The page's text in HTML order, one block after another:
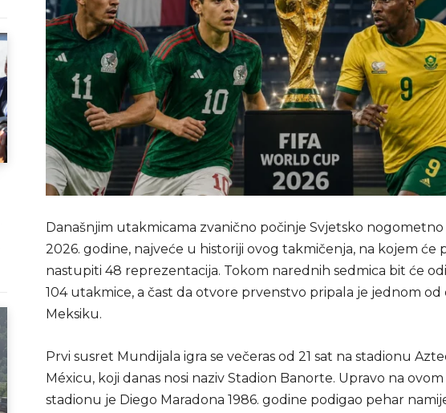
Današnjim utakmicama zvanično počinje Svjetsko
2026. godine, najveće u historiji ovog takmičenja, na kojem će
nastupiti 48 reprezentacija. Tokom narednih sedmica bit će
104 utakmice, a čast da otvore prvenstvo pripala je jednom od
Meksiku.
Prvi susret Mundijala igra se večeras od 21 sat na stadionu
Méxicu, koji danas nosi naziv Stadion Banorte. Upravo na
stadionu je Diego Maradona 1986. godine podigao pehar